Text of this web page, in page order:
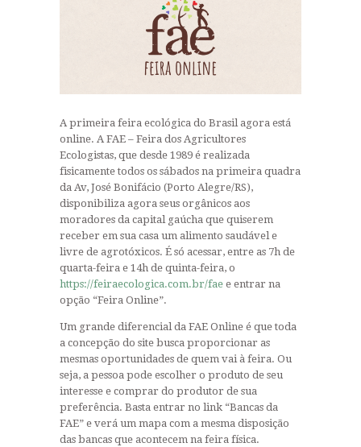
A primeira feira ecológica do Brasil agora está
online. A FAE – Feira dos Agricultores
Ecologistas, que desde 1989 é realizada
fisicamente todos os sábados na primeira quadra
da Av, José Bonifácio (Porto Alegre/RS),
disponibiliza agora seus orgânicos aos
moradores da capital gaúcha que quiserem
receber em sua casa um alimento saudável e
livre de agrotóxicos. É só acessar, entre as 7h de
quarta-feira e 14h de quinta-feira, o
https://feiraecologica.com.br/fae e entrar na
opção “Feira Online”.
Um grande diferencial da FAE Online é que toda
a concepção do site busca proporcionar as
mesmas oportunidades de quem vai à feira. Ou
seja, a pessoa pode escolher o produto de seu
interesse e comprar do produtor de sua
preferência. Basta entrar no link “Bancas da
FAE” e verá um mapa com a mesma disposição
das bancas que acontecem na feira física.